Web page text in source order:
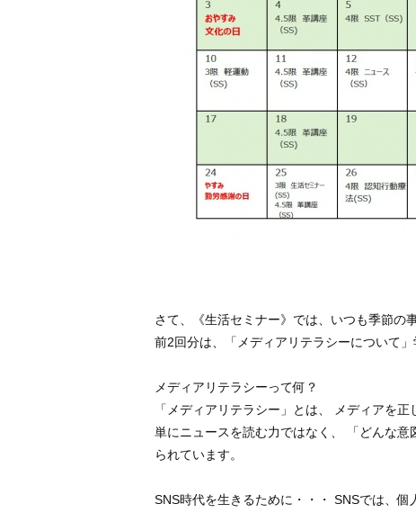
さて、《生活セミナー》では、いつも季節の
前2回分は、「メディアリテラシーについて」
メディアリテラシーって何？
「メディアリテラシー」とは、 メディアを
単にニュースを読む力ではなく、 「どんな
られています。
SNS時代を生きるために・・・ SNSでは、